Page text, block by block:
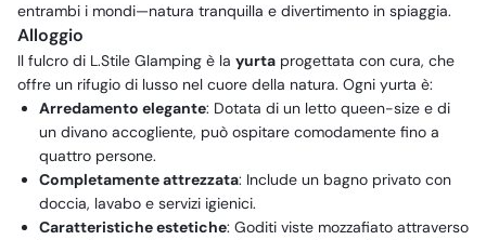
entrambi i mondi—natura tranquilla e divertimento in spiaggia.
Alloggio
Il fulcro di L.Stile Glamping è la yurta progettata con cura, che
offre un rifugio di lusso nel cuore della natura. Ogni yurta è:
Arredamento elegante: Dotata di un letto queen-size e di
un divano accogliente, può ospitare comodamente fino a
quattro persone.
Completamente attrezzata: Include un bagno privato con
doccia, lavabo e servizi igienici.
Caratteristiche estetiche: Goditi viste mozzafiato attraverso